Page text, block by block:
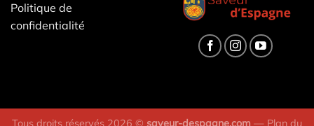
Politique de
confidentialité
Tous droits réservés 2026 © saveur-despagne.com — Plan du